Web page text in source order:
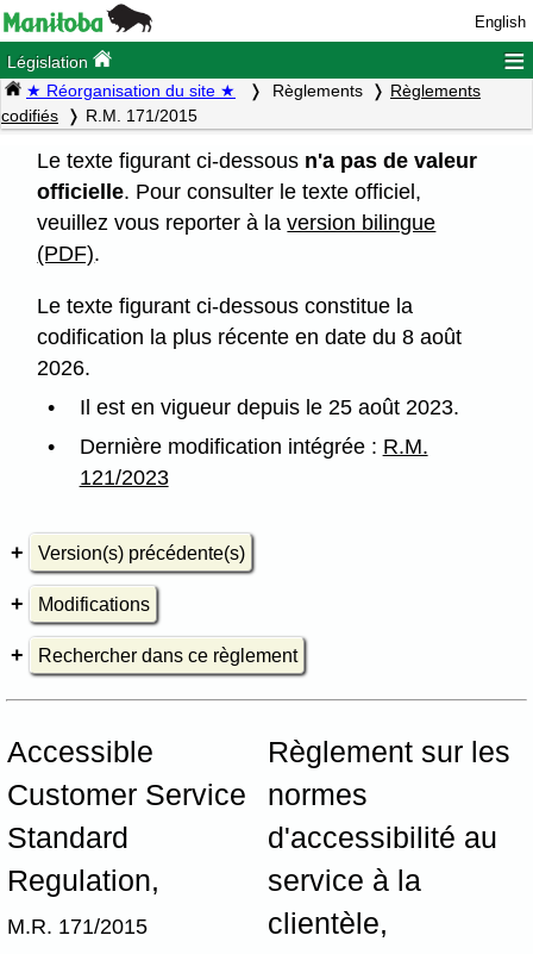
English
Législation ≡
★ Réorganisation du site ★ Règlements
Règlements
codifiés
R.M. 171/2015
Le texte figurant ci-dessous n'a pas de valeur
officielle. Pour consulter le texte officiel,
veuillez vous reporter à laversion bilingue
(PDF).
Le texte figurant ci-dessous constitue la
codification la plus récente en date du 8 août
2026.
Il est en vigueur depuis le 25 août 2023.
Dernière modification intégrée : R.M.
121/2023
Version(s) précédente(s)
Modifications
Rechercher dans ce règlement
Accessible
Customer Service
Standard
Regulation,
M.R. 171/2015
Règlement sur les
normes
d'accessibilité au
service à la
clientèle,